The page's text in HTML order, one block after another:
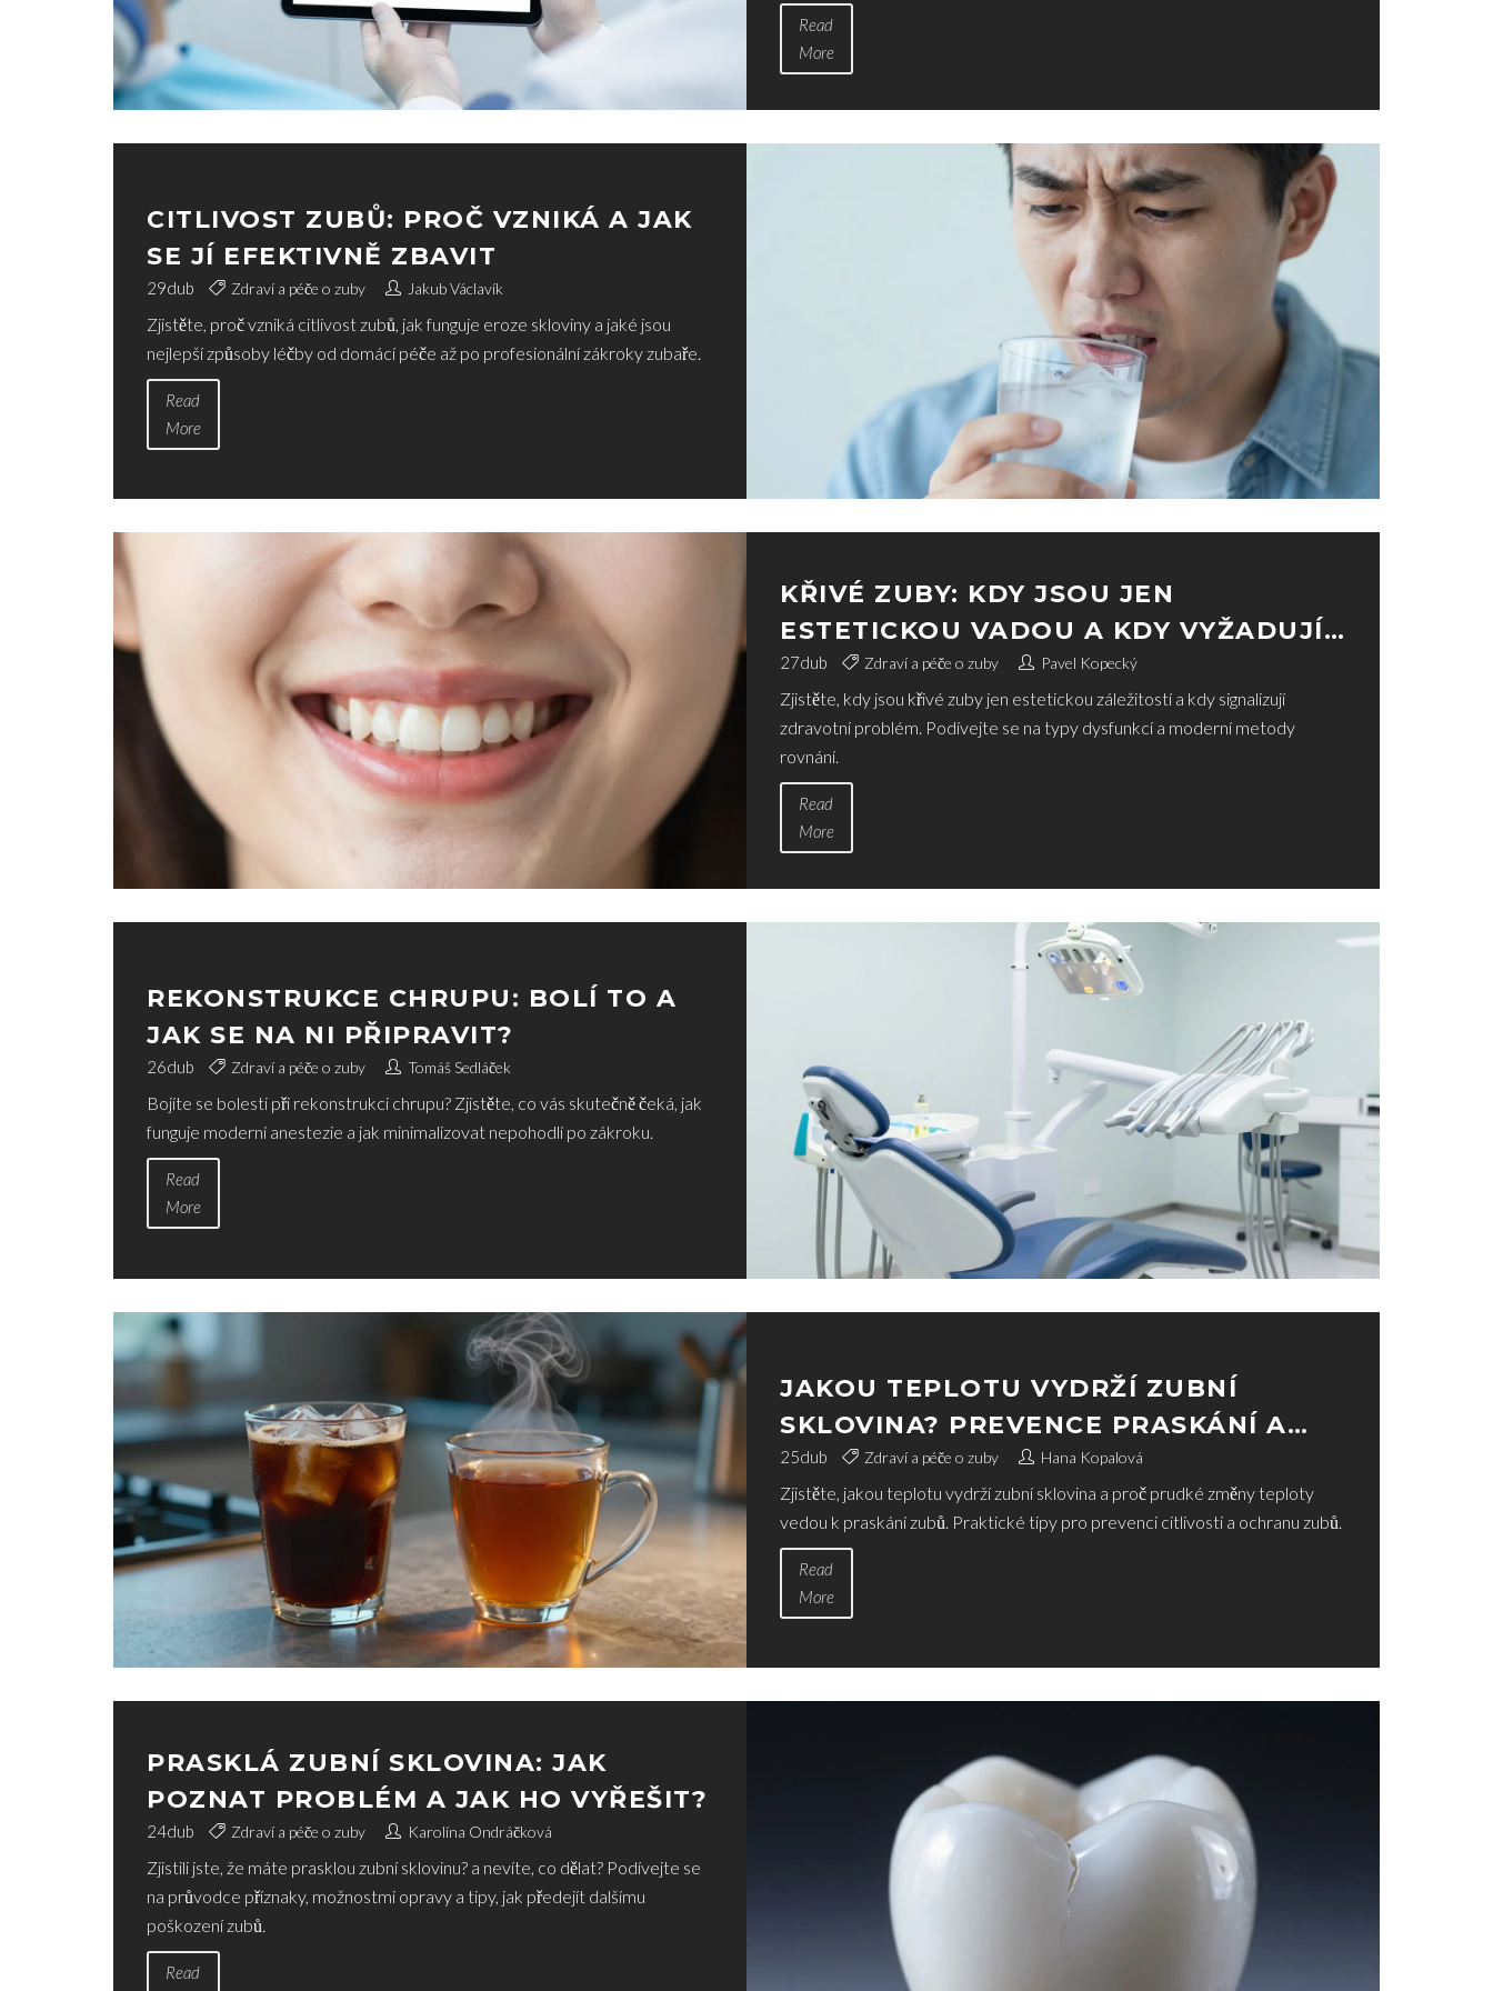
Read
More
CITLIVOST ZUBŮ: PROČ VZNIKÁ A JAK
SE JÍ EFEKTIVNĚ ZBAVIT
29dub Zdraví a péče o zuby Jakub Václavík
Zjistěte, proč vzniká citlivost zubů, jak funguje eroze skloviny a jaké jsou
nejlepší způsoby léčby od domácí péče až po profesionální zákroky zubaře.
Read
More
KŘIVÉ ZUBY: KDY JSOU JEN
ESTETICKOU VADOU A KDY VYŽADUJÍ
LÉČBU?
27dub Zdraví a péče o zuby Pavel Kopecký
Zjistěte, kdy jsou křivé zuby jen estetickou záležitostí a kdy signalizují
zdravotní problém. Podívejte se na typy dysfunkcí a moderní metody
rovnání.
Read
More
REKONSTRUKCE CHRUPU: BOLÍ TO A
JAK SE NA NI PŘIPRAVIT?
26dub Zdraví a péče o zuby Tomáš Sedláček
Bojíte se bolesti při rekonstrukci chrupu? Zjistěte, co vás skutečně čeká, jak
funguje moderní anestezie a jak minimalizovat nepohodlí po zákroku.
Read
More
JAKOU TEPLOTU VYDRŽÍ ZUBNÍ
SKLOVINA? PREVENCE PRASKÁNÍ A
CITLIVOSTI
25dub Zdraví a péče o zuby Hana Kopalová
Zjistěte, jakou teplotu vydrží zubní sklovina a proč prudké změny teploty
vedou k praskání zubů. Praktické tipy pro prevenci citlivosti a ochranu zubů.
Read
More
PRASKLÁ ZUBNÍ SKLOVINA: JAK
POZNAT PROBLÉM A JAK HO VYŘEŠIT?
24dub Zdraví a péče o zuby Karolína Ondráčková
Zjistili jste, že máte prasklou zubní sklovinu? a nevíte, co dělat? Podívejte se
na průvodce příznaky, možnostmi opravy a tipy, jak předejít dalšímu
poškození zubů.
Read